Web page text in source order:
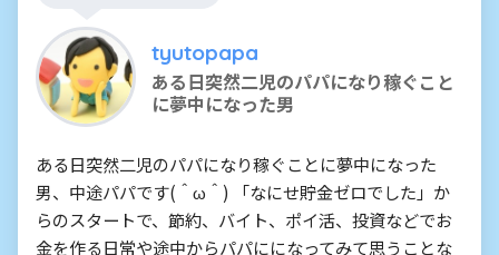
tyutopapa
ある日突然二児のパパになり稼ぐこと
に夢中になった男
ある日突然二児のパパになり稼ぐことに夢中になった
男、中途パパです(＾ω＾) 「なにせ貯金ゼロでした」か
らのスタートで、節約、バイト、ポイ活、投資などでお
金を作る日常や途中からパパにになってみて思うことな